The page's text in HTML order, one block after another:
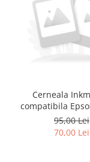
Cerneala
compatibila
F2100 - DTG
100 ml
95,00 Lei
70,00 Lei